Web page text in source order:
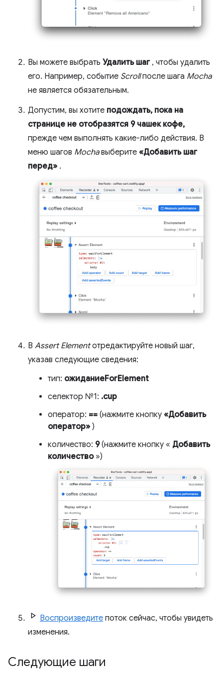
Вы можете выбрать Удалить шаг, чтобы удалить
его. Например, событие Scrollпосле шага Mocha
не является обязательным.
Допустим, вы хотите подождать, пока на
странице не отобразятся 9 чашек кофе,
прежде чем выполнять какие-либо действия. В
меню шагов Mochaвыберите «Добавить шаг
перед» .
В Assert Elementотредактируйте новый шаг,
указав следующие сведения:
тип: ожиданиеForElement
селектор №1: .cup
оператор: == (нажмите кнопку «Добавить
оператор» )
количество: 9(нажмите кнопку « Добавить
количество»)
Воспроизведите поток сейчас, чтобы увидеть
изменения.
Следующие шаги